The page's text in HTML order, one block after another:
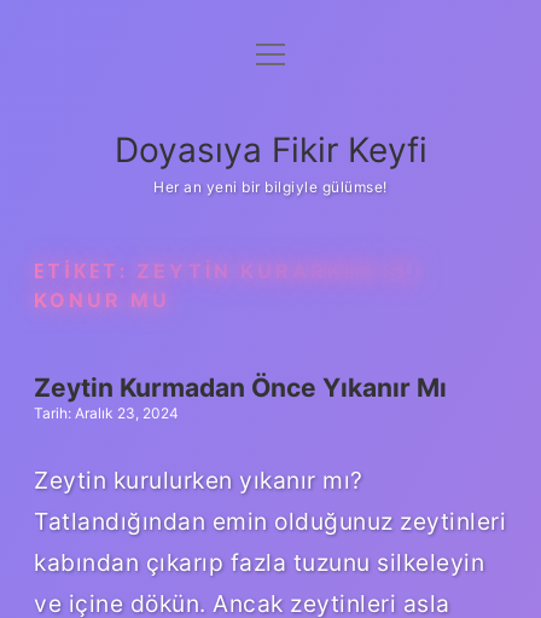
Anasayfa
Yasal Uyarı
menüyü
Doyasıya Fikir Keyfi
Her an yeni bir bilgiyle gülümse!
ETIKET: ZEYTIN KURARKEN SU
KONUR MU
Zeytin Kurmadan Önce Yıkanır Mı
Tarih: Aralık 23, 2024
Zeytin kurulurken yıkanır mı?
Tatlandığından emin olduğunuz zeytinleri
kabından çıkarıp fazla tuzunu silkeleyin
ve içine dökün. Ancak zeytinleri asla